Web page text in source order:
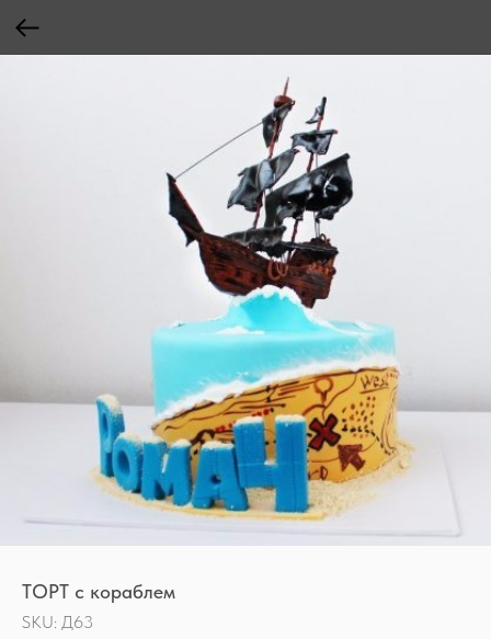
ТОРТ с кораблем
SKU: Д63